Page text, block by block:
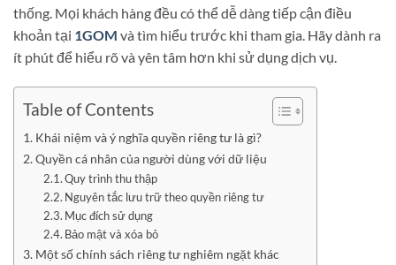
thống. Mọi khách hàng đều có thể dễ dàng tiếp cận điều
khoản tại 1GOM và tìm hiểu trước khi tham gia. Hãy dành ra
ít phút để hiểu rõ và yên tâm hơn khi sử dụng dịch vụ.
Table of Contents
Khái niệm và ý nghĩa quyền riêng tư là gì?
Quyền cá nhân của người dùng với dữ liệu
Quy trình thu thập
Nguyên tắc lưu trữ theo quyền riêng tư
Mục đích sử dụng
Bảo mật và xóa bỏ
Một số chính sách riêng tư nghiêm ngặt khác